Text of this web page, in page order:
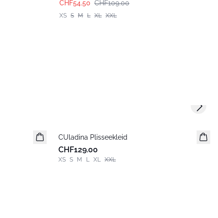
CHF54.50 CHF109.00
XS S M L XL XXL
Neuheiten
CUladina Plisseekleid
CHF129.00
XS S M L XL XXL
Next